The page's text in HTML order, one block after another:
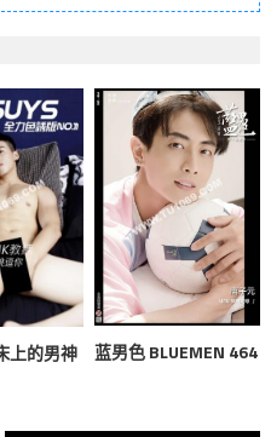
上的男神
蓝男色 BLUEMEN 464